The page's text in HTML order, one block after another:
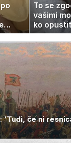
To se
vašimi
ko
alkohol
'Tudi, če ni